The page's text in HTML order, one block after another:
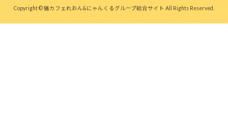
Copyright © 猫カフェれおん&にゃんくるグループ総合サイト All Rights Reserved.